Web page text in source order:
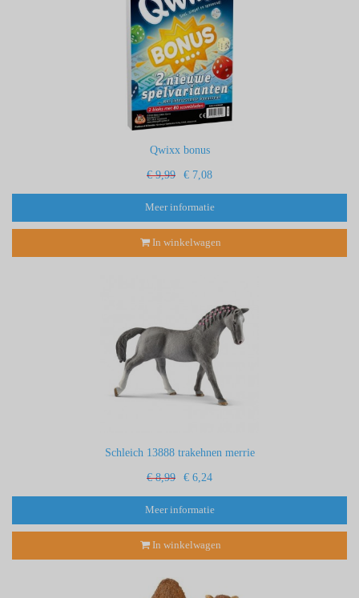
Qwixx bonus
€ 9,99 € 7,08
Meer informatie
In winkelwagen
Schleich 13888 trakehnen merrie
€ 8,99 € 6,24
Meer informatie
In winkelwagen